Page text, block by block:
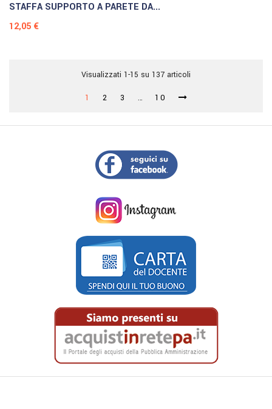
STAFFA SUPPORTO A PARETE DA...
Prezzo
12,05 €
Visualizzati 1-15 su 137 articoli
1 2 3 … 10